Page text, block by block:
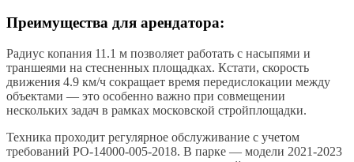
Преимущества для арендатора:
Радиус копания 11.1 м позволяет работать с насыпями и
траншеями на стесненных площадках. Кстати, скорость
движения 4.9 км/ч сокращает время передислокации между
объектами — это особенно важно при совмещении
нескольких задач в рамках московской стройплощадки.
Техника проходит регулярное обслуживание с учетом
требований РО-14000-005-2018. В парке — модели 2021-2023